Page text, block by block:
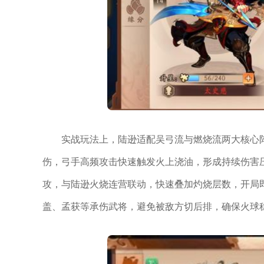
实战玩法上，陆逊适配吴弓流与燃烧流两大核
伤，弓手高频攻击快速触发火上浇油，形成持续伤
攻，与陆逊火烧连营联动，快速叠加灼烧层数，开
盖、孟获等承伤武将，避免被敌方切后排，确保火球